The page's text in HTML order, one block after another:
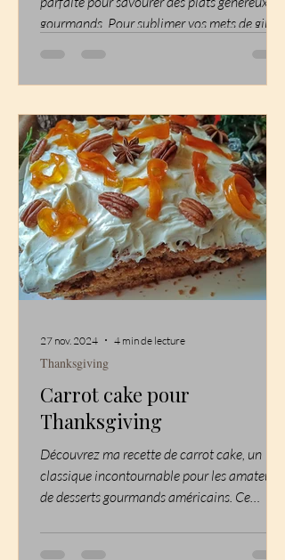
gourmands. Pour sublimer vos mets de gibier,
Carrot cake pour
Thanksgiving
Découvrez ma recette de carrot cake, un
classique incontournable pour les amateurs
de desserts gourmands américains. Ce
Thanksgiving
27 nov. 2024 4 min de lecture